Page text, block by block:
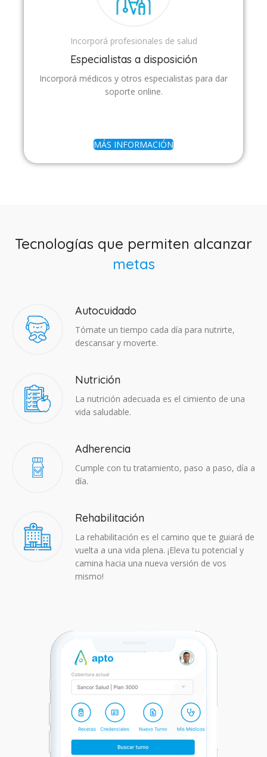
Incorporá profesionales de salud
Especialistas a disposición
Incorporá médicos y otros especialistas para dar
soporte online.
MÁS INFORMACIÓN
Tecnologías que permiten alcanzar
metas
Autocuidado
Tómate un tiempo cada día para nutrirte,
descansar y moverte.
Nutrición
La nutrición adecuada es el cimiento de una
vida saludable.
Adherencia​
Cumple con tu tratamiento, paso a paso, día a
día.
Rehabilitación
La rehabilitación es el camino que te guiará de
vuelta a una vida plena. ¡Eleva tu potencial y
camina hacia una nueva versión de vos
mismo!